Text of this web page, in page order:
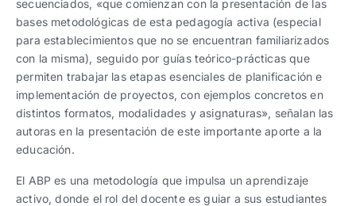
secuenciados, «que comienzan con la presentación de las
bases metodológicas de esta pedagogía activa (especial
para establecimientos que no se encuentran familiarizados
con la misma), seguido por guías teórico-prácticas que
permiten trabajar las etapas esenciales de planificación e
implementación de proyectos, con ejemplos concretos en
distintos formatos, modalidades y asignaturas», señalan las
autoras en la presentación de este importante aporte a la
educación.
El ABP es una metodología que impulsa un aprendizaje
activo, donde el rol del docente es guiar a sus estudiantes